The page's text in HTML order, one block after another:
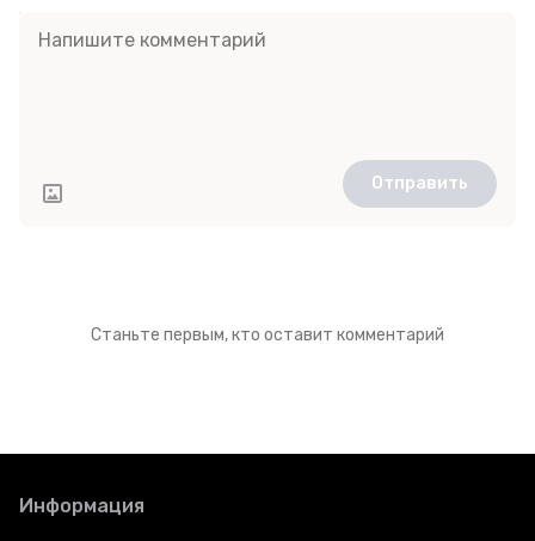
Отправить
Станьте первым, кто оставит комментарий
Информация